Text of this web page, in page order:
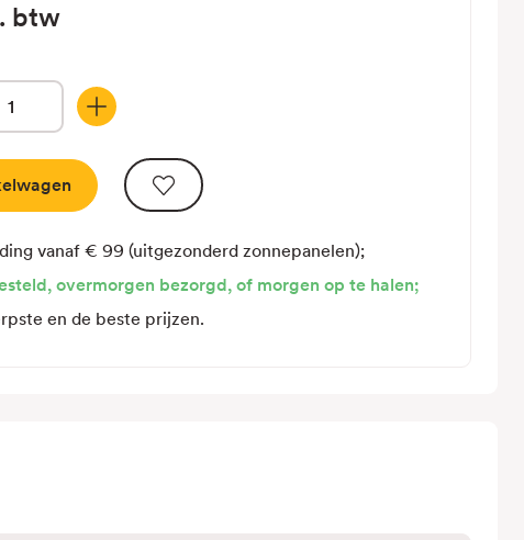
btw
Hoeveelheid
van
hydraulische
VWL
incl.
vanaf € 99 (uitgezonderd zonnepanelen);
overmorgen bezorgd, of morgen op te halen;
en de beste prijzen.